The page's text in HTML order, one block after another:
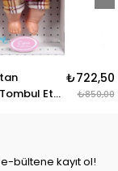
₺722,50
₺850,00
Kucuk
Pota
bültene kayıt ol!